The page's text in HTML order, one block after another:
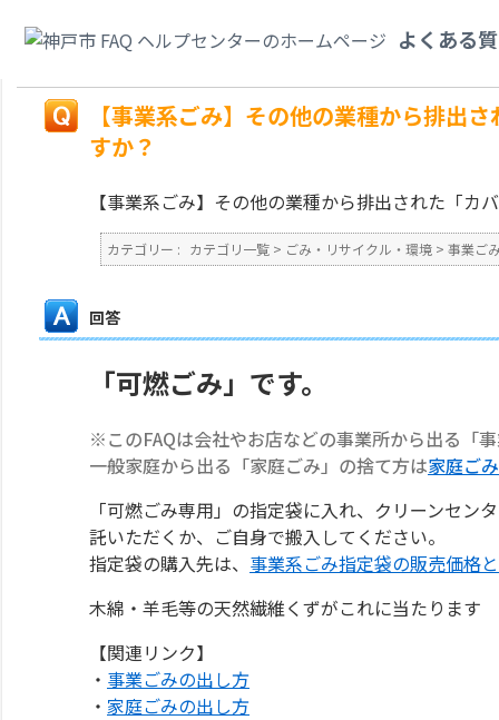
よくある
ればいいですか？
【事業系ごみ】その他の業種から排出
すか？
【事業系ごみ】その他の業種から排出された「
カテゴリー : カテゴリ一覧 > ごみ・リサイクル・環境 > 事業ご
回答
「可燃ごみ」です。
※このFAQは会社やお店などの事業所から出る「
一般家庭から出る「家庭ごみ」の捨て方は家庭ご
「可燃ごみ専用」の指定袋に入れ、クリーンセン
託いただくか、ご自身で搬入してください。
指定袋の購入先は、 事業系ごみ指定袋の販売価格
木綿・羊毛等の天然繊維くずがこれに当たります
【関連リンク】
・ 事業ごみの出し方
・ 家庭ごみの出し方